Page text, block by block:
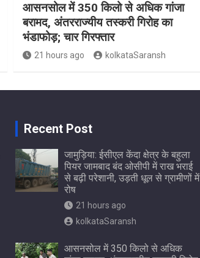
आसनसोल में 350 किलो से अधिक गांजा
बरामद, अंतरराज्यीय तस्करी गिरोह का
भंडाफोड़; चार गिरफ्तार
21 hours ago kolkataSaransh
Recent Post
जामुड़िया: ईसीएल केंदा क्षेत्र के बहुला
पियर जामबाद बंद ओसीपी में राख भराई
से बढ़ी परेशानी, उड़ती धूल से ग्रामीणों में
रोष
21 hours ago
kolkataSaransh
आसनसोल में 350 किलो से अधिक